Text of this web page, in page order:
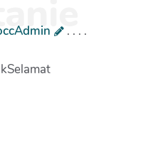
. . . .